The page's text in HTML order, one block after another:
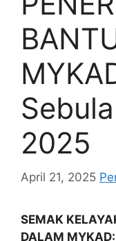
2025
April 21, 2025
SEMAK
DALAM